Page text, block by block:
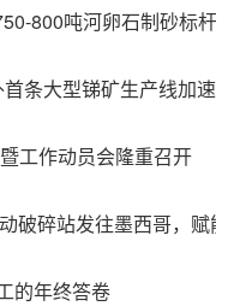
800吨河卵石制砂标杆
条大型锑矿生产线加速
工作动员会隆重召开
破碎站发往墨西哥，赋
的年终答卷